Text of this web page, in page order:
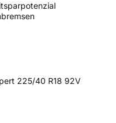
225/40 R18 92V